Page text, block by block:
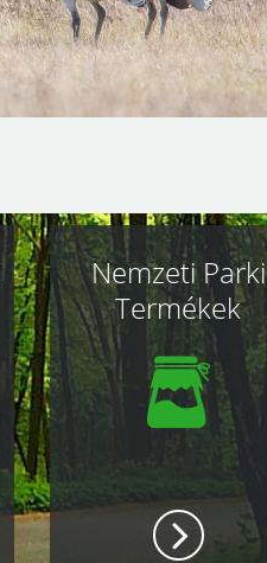
Nemzeti Parki
Termékek